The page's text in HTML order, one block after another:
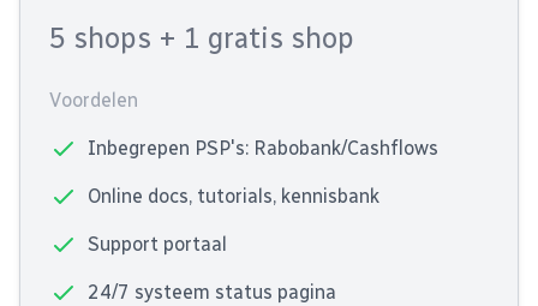
5 shops + 1 gratis shop
Voordelen
Inbegrepen PSP's: Rabobank/Cashflows
Online docs, tutorials, kennisbank
Support portaal
24/7 systeem status pagina